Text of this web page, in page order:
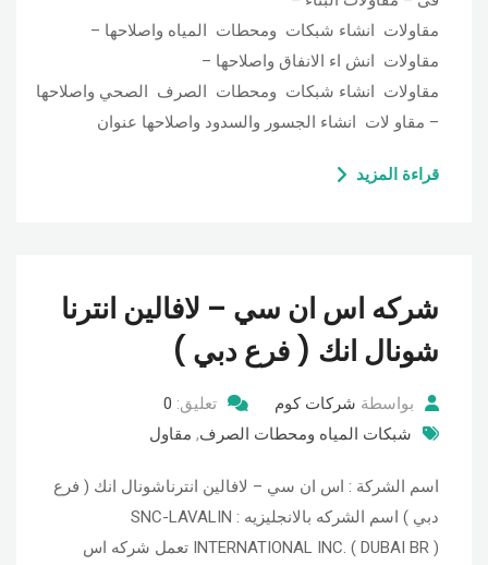
مقاولات انشاء شبكات ومحطات المياه واصلاحها –
مقاولات انش اء الانفاق واصلاحها –
مقاولات انشاء شبكات ومحطات الصرف الصحي واصلاحها
– مقاو لات انشاء الجسور والسدود واصلاحها عنوان
قراءة المزيد
شركه اس ان سي – لافالين انترنا
شونال انك ( فرع دبي )
بواسطة شركات كوم تعليق: 0
شبكات المياه ومحطات الصرف, مقاول
اسم الشركة : اس ان سي – لافالين انترناشونال انك ( فرع
دبي ) اسم الشركه بالانجليزيه : SNC-LAVALIN
INTERNATIONAL INC. ( DUBAI BR ) تعمل شركه اس